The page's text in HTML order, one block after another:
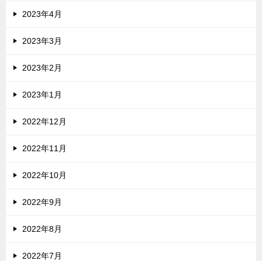
2023年4月
2023年3月
2023年2月
2023年1月
2022年12月
2022年11月
2022年10月
2022年9月
2022年8月
2022年7月